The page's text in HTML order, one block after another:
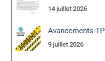
14 juillet 2026
Avancements
9 juillet 2026